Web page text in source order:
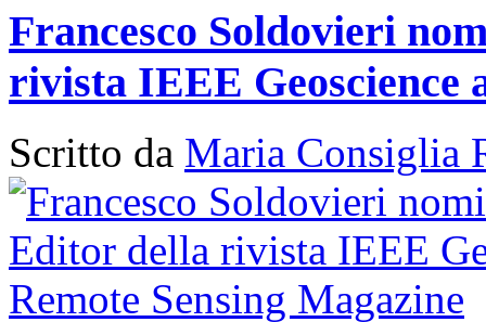
Francesco Soldovieri
rivista IEEE Geoscience
Scritto da Maria Consiglia